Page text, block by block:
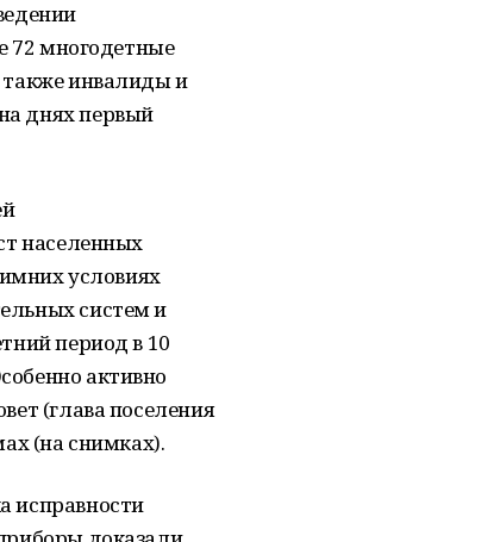
72 многодетные
инвалиды и
днях первый
населенных
условиях
систем и
период в 10
активно
(глава поселения
(на снимках).
исправности